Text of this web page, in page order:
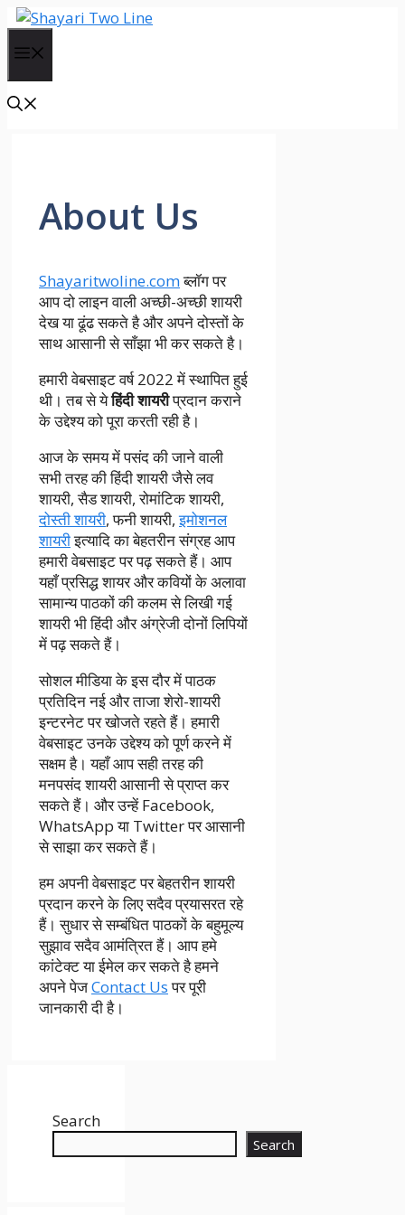
Skip
content
About Us
Shayaritwoline.comब्लॉग पर
आप दो लाइन वाली अच्छी-अच्छी शायरी
देख या ढूंढ सकते है और अपने दोस्तों के
साथ आसानी से साँझा भी कर सकते है।
हमारी वेबसाइट वर्ष 2022 में स्थापित हुई
थी। तब से येहिंदी शायरीप्रदान कराने
के उद्देश्य को पूरा करती रही है।
आज के समय में पसंद की जाने वाली
सभी तरह की हिंदी शायरी जैसे लव
शायरी, सैड शायरी, रोमांटिक शायरी,
दोस्ती शायरी, फनी शायरी,इमोशनल
शायरीइत्यादि का बेहतरीन संग्रह आप
हमारी वेबसाइट पर पढ़ सकते हैं। आप
यहाँ प्रसिद्ध शायर और कवियों के अलावा
सामान्य पाठकों की कलम से लिखी गई
शायरी भी हिंदी और अंग्रेजी दोनों लिपियों
में पढ़ सकते हैं।
सोशल मीडिया के इस दौर में पाठक
प्रतिदिन नई और ताजा शेरो-शायरी
इन्टरनेट पर खोजते रहते हैं। हमारी
वेबसाइट उनके उद्देश्य को पूर्ण करने में
सक्षम है। यहाँ आप सही तरह की
मनपसंद शायरी आसानी से प्राप्त कर
सकते हैं। और उन्हें Facebook,
WhatsApp या Twitter पर आसानी
से साझा कर सकते हैं।
हम अपनी वेबसाइट पर बेहतरीन शायरी
प्रदान करने के लिए सदैव प्रयासरत रहे
हैं। सुधार से सम्बंधित पाठकों के बहुमूल्य
सुझाव सदैव आमंत्रित हैं। आप हमे
कांटेक्ट या ईमेल कर सकते है हमने
अपने पेजContact Usपर पूरी
जानकारी दी है।
Search
Search